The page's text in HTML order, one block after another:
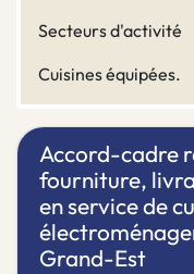
Secteurs d'activité
Cuisines équipées.
Accord-cadre
fourniture,
en service de
Grand-Est